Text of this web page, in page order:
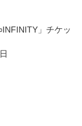
」チケッ